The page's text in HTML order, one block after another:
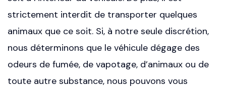
strictement interdit de transporter quelques
animaux que ce soit. Si, à notre seule discrétion,
nous déterminons que le véhicule dégage des
odeurs de fumée, de vapotage, d’animaux ou de
toute autre substance, nous pouvons vous